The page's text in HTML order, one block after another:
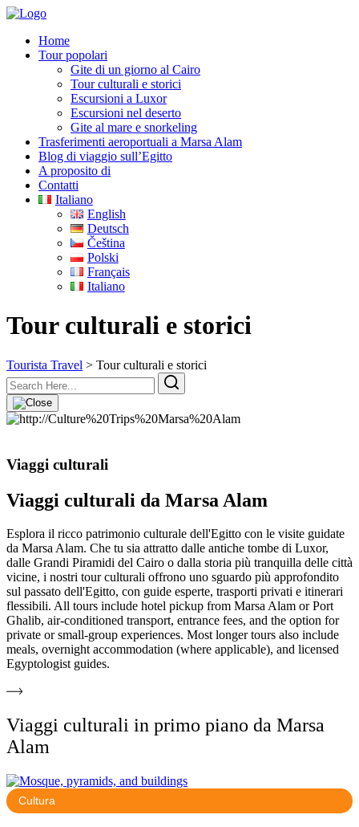
Home
Tour popolari
Gite di un giorno al Cairo
Tour culturali e storici
Escursioni a Luxor
Escursioni nel deserto
Gite al mare e snorkeling
Trasferimenti aeroportuali a Marsa Alam
Blog di viaggio sull’Egitto
A proposito di
Contatti
Italiano
English
Deutsch
Čeština
Polski
Français
Italiano
Tour culturali e storici
Tourista Travel > Tour culturali e storici
Viaggi culturali
Viaggi culturali da Marsa Alam
Esplora il ricco patrimonio culturale dell'Egitto con le visite guidate
da Marsa Alam. Che tu sia attratto dalle antiche tombe di Luxor,
dalle Grandi Piramidi del Cairo o dalla storia più tranquilla delle città
vicine, i nostri tour culturali offrono uno sguardo più approfondito
sul passato dell'Egitto, con guide esperte, trasporti privati e itinerari
flessibili. All tours include hotel pickup from Marsa Alam or Port
Ghalib, air-conditioned transport, entrance fees, and the option for
private or small-group experiences. Most longer tours also include
meals, overnight accommodation (where applicable), and licensed
Egyptologist guides.
Viaggi culturali in primo piano da Marsa
Alam
Cultura